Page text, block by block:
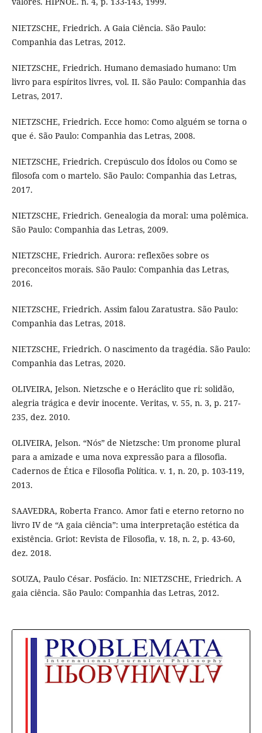
NIETZSCHE, Friedrich. A Gaia Ciência. São Paulo:
Companhia das Letras, 2012.
NIETZSCHE, Friedrich. Humano demasiado humano: Um
livro para espíritos livres, vol. II. São Paulo: Companhia das
Letras, 2017.
NIETZSCHE, Friedrich. Ecce homo: Como alguém se torna o
que é. São Paulo: Companhia das Letras, 2008.
NIETZSCHE, Friedrich. Crepúsculo dos Ídolos ou Como se
filosofa com o martelo. São Paulo: Companhia das Letras,
2017.
NIETZSCHE, Friedrich. Genealogia da moral: uma polêmica.
São Paulo: Companhia das Letras, 2009.
NIETZSCHE, Friedrich. Aurora: reflexões sobre os
preconceitos morais. São Paulo: Companhia das Letras,
2016.
NIETZSCHE, Friedrich. Assim falou Zaratustra. São Paulo:
Companhia das Letras, 2018.
NIETZSCHE, Friedrich. O nascimento da tragédia. São Paulo:
Companhia das Letras, 2020.
OLIVEIRA, Jelson. Nietzsche e o Heráclito que ri: solidão,
alegria trágica e devir inocente. Veritas, v. 55, n. 3, p. 217-
235, dez. 2010.
OLIVEIRA, Jelson. “Nós” de Nietzsche: Um pronome plural
para a amizade e uma nova expressão para a filosofia.
Cadernos de Ética e Filosofia Política. v. 1, n. 20, p. 103-119,
2013.
SAAVEDRA, Roberta Franco. Amor fati e eterno retorno no
livro IV de “A gaia ciência”: uma interpretação estética da
existência. Griot: Revista de Filosofia, v. 18, n. 2, p. 43-60,
dez. 2018.
SOUZA, Paulo César. Posfácio. In: NIETZSCHE, Friedrich. A
gaia ciência. São Paulo: Companhia das Letras, 2012.